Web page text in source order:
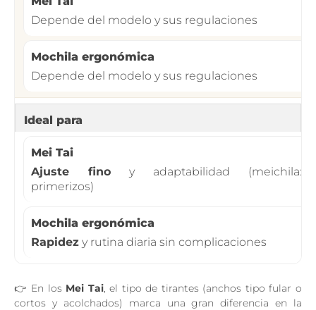
Depende del modelo y sus regulaciones
Depende del modelo y sus regulaciones
Ideal para
Ajuste fino y adaptabilidad (meichila:
primerizos)
Rapidez y rutina diaria sin complicaciones
👉 En los Mei Tai, el tipo de tirantes (anchos tipo fular o
cortos y acolchados) marca una gran diferencia en la